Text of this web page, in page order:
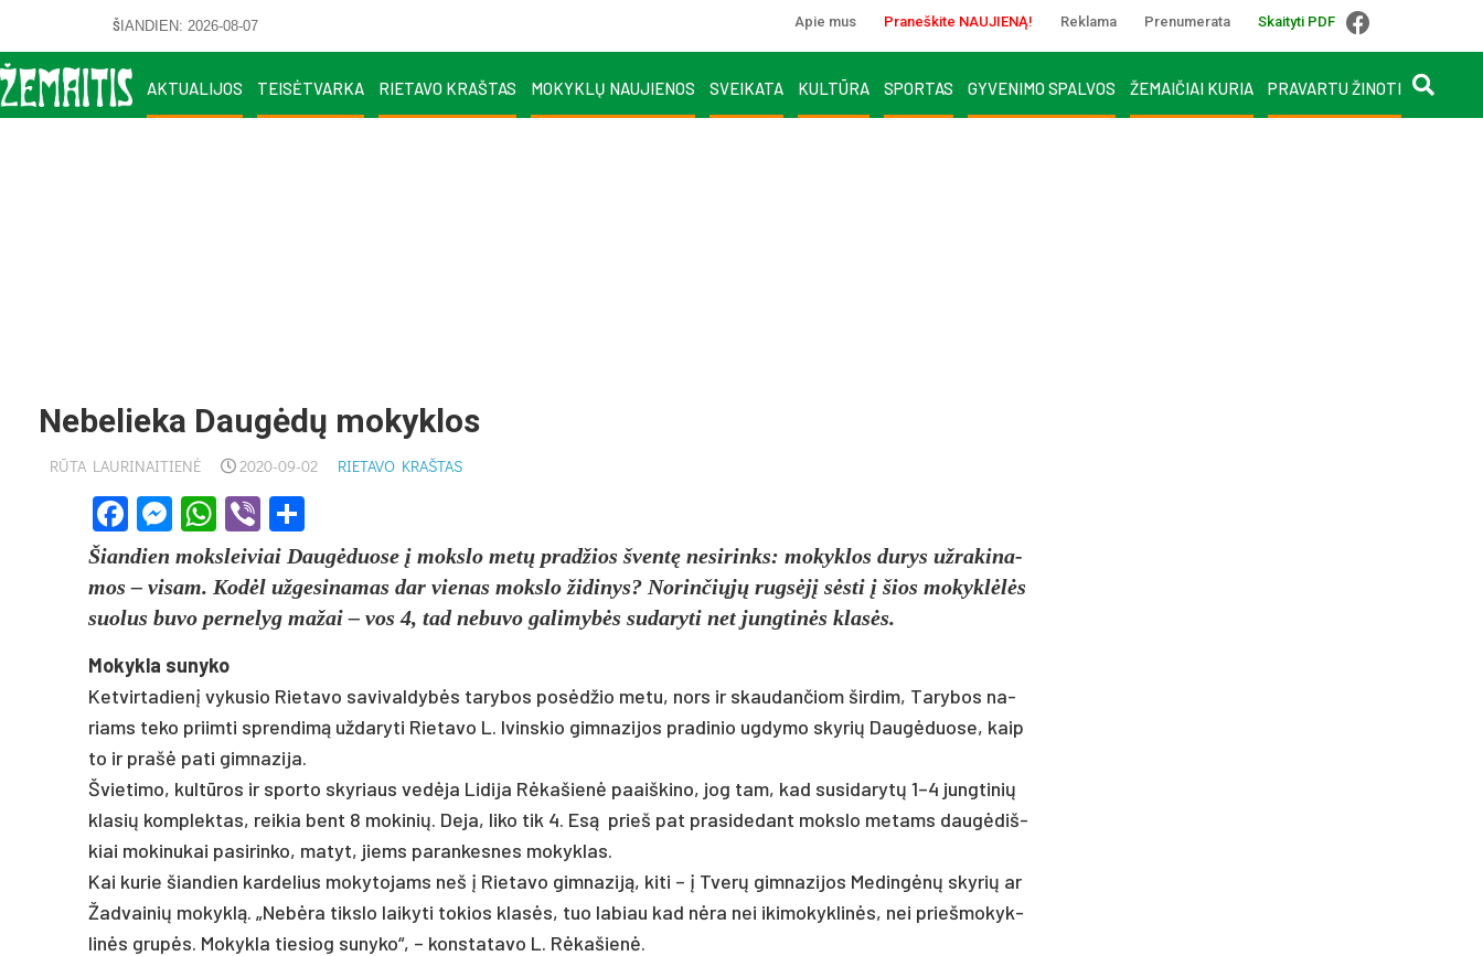
ŠIANDIEN: 2026-08-07 Apie mus Praneškite NAUJIENĄ! Reklama Prenumerata Skaityti PDF
AKTUALIJOS TEISĖTVARKA RIETAVO KRAŠTAS MOKYKLŲ NAUJIENOS SVEIKATA KULTŪRA SPORTAS GYVENIMO SPALVOS ŽEMAIČIAI KURIA PRAVARTU ŽINOTI
Ne­be­lie­ka Daugėdų mo­kyk­los
RŪTA LAURINAITIENĖ 2020-09-02 RIETAVO KRAŠTAS
Facebook
Messenger
WhatsApp
Viber
Šian­dien moks­lei­viai Daugė­duo­se į moks­lo metų pra­džios šventę ne­si­rinks: mo­kyk­los du­rys už­ra­ki­na­
mos – vi­sam. Kodėl už­ge­si­na­mas dar vie­nas moks­lo ži­di­nys? No­rin­čiųjų rugsėjį sėsti į šios mo­kyklėlės
suo­lus bu­vo per­ne­lyg ma­žai – vos 4, tad ne­bu­vo ga­li­mybės su­da­ry­ti net jung­tinės klasės.
Mo­kyk­la su­ny­ko
Ket­vir­ta­dienį vy­ku­sio Rie­ta­vo sa­vi­val­dybės ta­ry­bos po­sėdžio me­tu, nors ir skau­dančiom šird­im, Ta­ry­bos na­
riams te­ko priim­ti spren­dimą už­da­ry­ti Rie­ta­vo L. Ivins­kio gim­na­zi­jos pra­di­nio ug­dy­mo sky­rių Daugė­duo­se, kaip
to ir pra­šė pa­ti gim­na­zi­ja.
Švie­ti­mo, kultū­ros ir spor­to sky­riaus vedė­ja Li­di­ja Rėka­šienė paaiš­ki­no, jog tam, kad su­si­da­rytų 1–4 jung­ti­nių
kla­sių komp­lek­tas, rei­kia bent 8 mo­ki­nių. De­ja, li­ko tik 4. Esą prie­š pat pra­si­de­dant moks­lo me­tams daugė­diš­
kiai mo­ki­nu­kai pasirinko, ma­tyt, jiems pa­ran­kes­nes mo­kyk­las.
Kai ku­rie šian­dien kar­de­lius mo­ky­to­jams neš į Rie­ta­vo gim­na­ziją, ki­ti – į Tverų gim­na­zi­jos Me­dingėnų sky­rių ar
Žad­vainių mo­kyklą. „Nebė­ra tiks­lo lai­ky­ti to­kios klasės, tuo la­biau kad nėra nei iki­mo­kyk­linės, nei prie­šmo­kyk­
linės grupės. Mo­kyk­la tie­siog su­ny­ko“, – kons­ta­ta­vo L. Rėka­šienė.